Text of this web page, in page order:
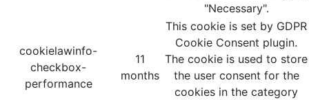
"Necessary".
cookielawinfo-
checkbox-
performance
11
months
This cookie is set by GDPR
Cookie Consent plugin.
The cookie is used to store
the user consent for the
cookies in the category